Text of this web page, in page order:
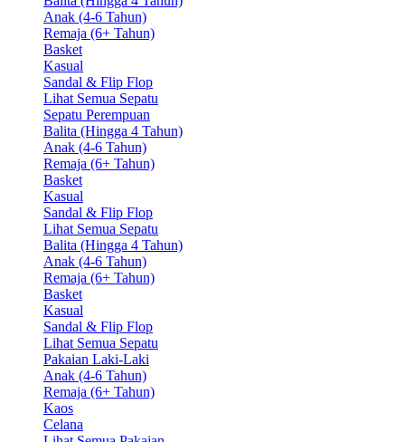
Anak (4-6 Tahun)
Remaja (6+ Tahun)
Basket
Kasual
Sandal & Flip Flop
Lihat Semua Sepatu
Sepatu Perempuan
Balita (Hingga 4 Tahun)
Anak (4-6 Tahun)
Remaja (6+ Tahun)
Basket
Kasual
Sandal & Flip Flop
Lihat Semua Sepatu
Balita (Hingga 4 Tahun)
Anak (4-6 Tahun)
Remaja (6+ Tahun)
Basket
Kasual
Sandal & Flip Flop
Lihat Semua Sepatu
Pakaian Laki-Laki
Anak (4-6 Tahun)
Remaja (6+ Tahun)
Kaos
Celana